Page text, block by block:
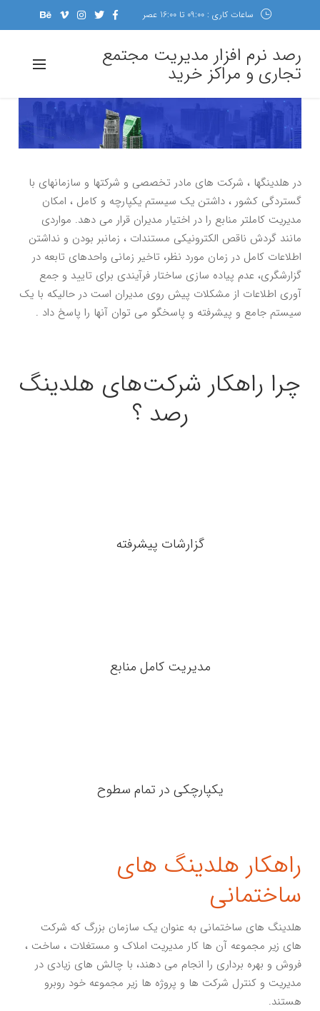
ساعات کاری : 09:00 تا 16:00 عصر
رصد نرم افزار مدیریت مجتمع
تجاری و مراکز خرید
در هلدینگها ، شرکت های مادر تخصصی و شرکتها و سازمانهای با
گستردگی کشور ، داشتن یک سیستم یکپارچه و کامل ، امکان
مدیریت کاملتر منابع را در اختیار مدیران قرار می دهد. مواردی
مانند گردش ناقص الکترونیکی مستندات ، زمانبر بودن و نداشتن
اطلاعات کامل در زمان مورد نظر، تاخیر زمانی واحدهای تابعه در
گزارشگری، عدم پیاده سازی ساختار فرآیندی برای تایید و جمع
آوری اطلاعات از مشکلات پیش روی مدیران است در حالیکه با یک
سیستم جامع و پیشرفته و پاسخگو می توان آنها را پاسخ داد .
چرا راهکار شرکت‌های هلدینگ
رصد ؟
گزارشات پیشرفته
مدیریت کامل منابع
یکپارچکی در تمام سطوح
راهکار هلدینگ های
ساختمانی
هلدینگ های ساختمانی به عنوان یک سازمان بزرگ که شرکت
های زیر مجموعه آن ها کار مدیریت املاک و مستغلات ، ساخت ،
فروش و بهره برداری را انجام می دهند، با چالش های زیادی در
مدیریت و کنترل شرکت ها و پروژه ها زیر مجموعه خود روبرو
هستند.